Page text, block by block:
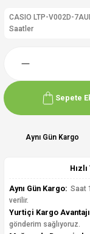
CASIO LTP-V002D-
Saatler
Sepete
Aynı Gün Kargo
Aynı Gün Kargo: Saat
verilir.
Yurtiçi Kargo
gönderim sağlıyoruz.